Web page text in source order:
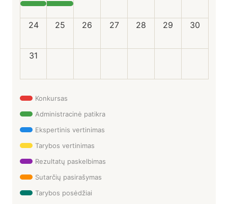
24 25 26 27 28 29 30
31
Konkursas
Administracinė patikra
Ekspertinis vertinimas
Tarybos vertinimas
Rezultatų paskelbimas
Sutarčių pasirašymas
Tarybos posėdžiai